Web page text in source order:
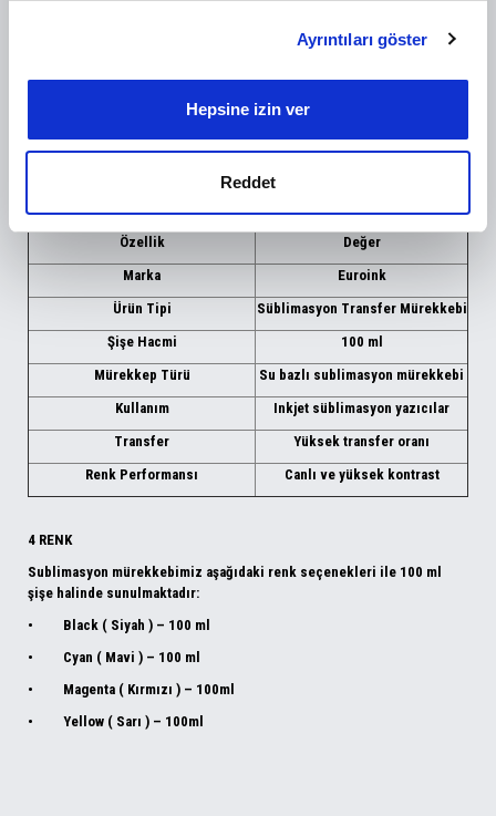
İçerik ve reklamları kişiselleştirmek, sosyal medya
bilgileri, bunları kendilerine sağladığınız veya hizmetlerini
kullanımınızdan topladıkları diğer bilgilerle
birleştirebilecek sosyal medya, reklamcılık ve analiz
Ayrıntıları göster
Hepsine izin ver
Reddet
• Süblimasyon kupa bardak
• Polyester tekstil ürünleri
TEKNİK BİLGİLER
Özellik
Değer
Marka
Euroink
Ürün Tipi
Süblimasyon Transfer Mürekkebi
Şişe Hacmi
100 ml
Mürekkep Türü
Su bazlı sublimasyon mürekkebi
Kullanım
Inkjet süblimasyon yazıcılar
Transfer
Yüksek transfer oranı
Renk Performansı
Canlı ve yüksek kontrast
4 RENK
Sublimasyon mürekkebimiz aşağıdaki renk seçenekleri ile 100 ml
şişe halinde sunulmaktadır:
• Black ( Siyah ) – 100 ml
• Cyan ( Mavi ) – 100 ml
• Magenta ( Kırmızı ) – 100ml
• Yellow ( Sarı ) – 100ml